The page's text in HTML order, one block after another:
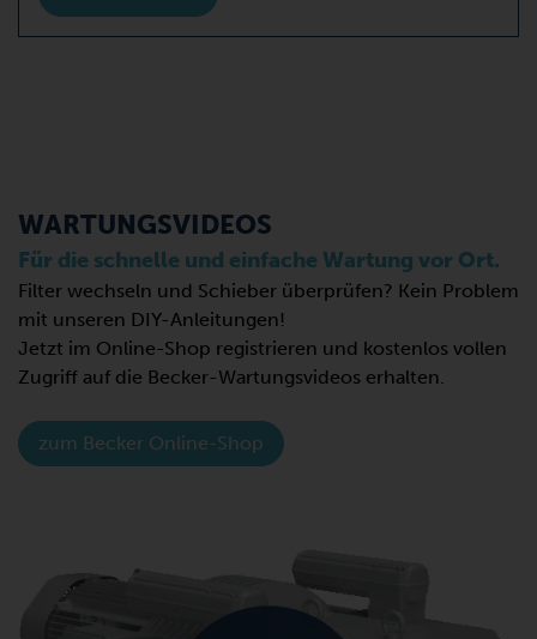
WARTUNGSVIDEOS
Für die schnelle und einfache Wartung vor Ort.
Filter wechseln und Schieber überprüfen? Kein Problem
mit unseren DIY-Anleitungen!
Jetzt im Online-Shop registrieren und kostenlos vollen
Zugriff auf die Becker-Wartungsvideos erhalten.
zum Becker Online-Shop